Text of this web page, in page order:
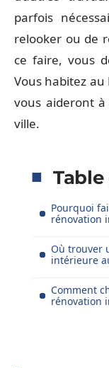
parfois
relooker ou de
ce faire, vous
Vous habitez au
vous aideront
ville.
Pourquoi
rénovation
Où trouver
intérieure
Comment
rénovation